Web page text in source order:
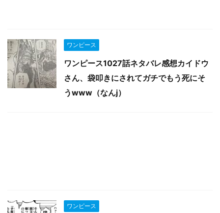
ワンピース
ワンピース1027話ネタバレ感想カイドウ
さん、袋叩きにされてガチでもう死にそ
うwww（なんj）
ワンピース